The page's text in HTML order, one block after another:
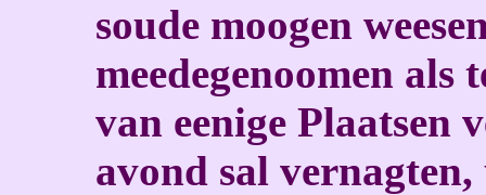
soude moogen
meedegenoomen
van eenige Plaatsen
avond sal